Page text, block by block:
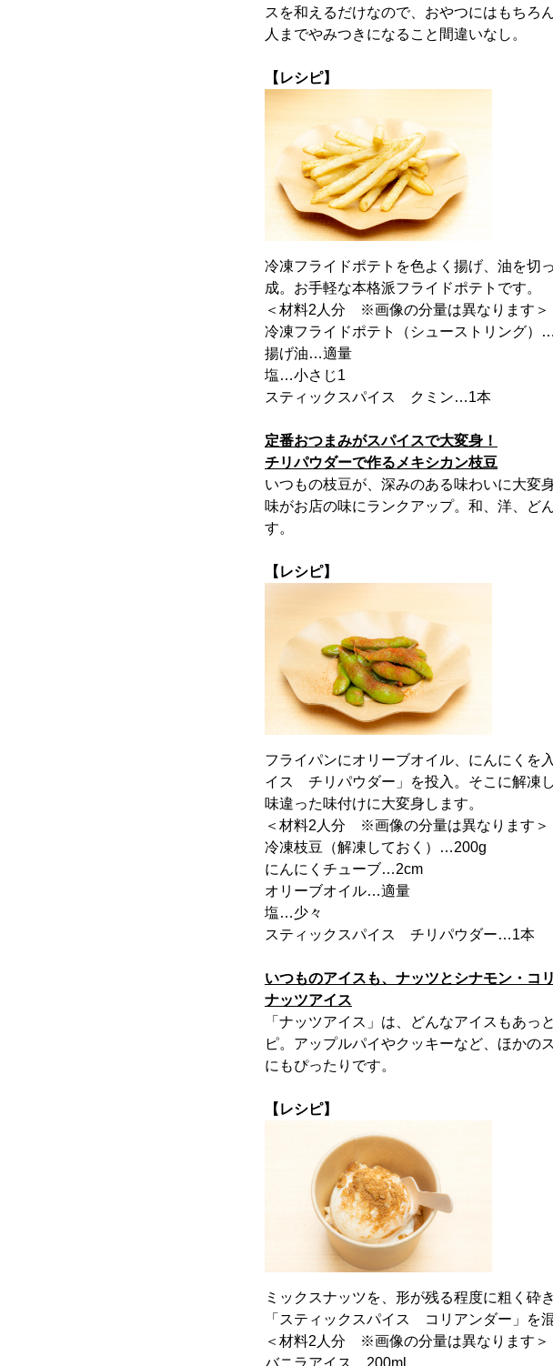
スを和えるだけなので、おやつにはもちろ
人までやみつきになること間違いなし。
【レシピ】
冷凍フライドポテトを色よく揚げ、油を
成。お手軽な本格派フライドポテトです。
＜材料2人分 ※画像の分量は異なります＞
冷凍フライドポテト（シューストリング）
揚げ油…適量
塩…小さじ1
スティックスパイス クミン…1本
定番おつまみがスパイスで大変身！
チリパウダーで作るメキシカン枝豆
いつもの枝豆が、深みのある味わいに大変
味がお店の味にランクアップ。和、洋、ど
す。
【レシピ】
フライパンにオリーブオイル、にんにくを
イス チリパウダー」を投入。そこに解凍
味違った味付けに大変身します。
＜材料2人分 ※画像の分量は異なります＞
冷凍枝豆（解凍しておく）…200g
にんにくチューブ…2cm
オリーブオイル…適量
塩…少々
スティックスパイス チリパウダー…1本
いつものアイスも、ナッツとシナモン・コ
ナッツアイス
「ナッツアイス」は、どんなアイスもあ
ピ。アップルパイやクッキーなど、ほかの
にもぴったりです。
【レシピ】
ミックスナッツを、形が残る程度に粗く
「スティックスパイス コリアンダー」を
＜材料2人分 ※画像の分量は異なります＞